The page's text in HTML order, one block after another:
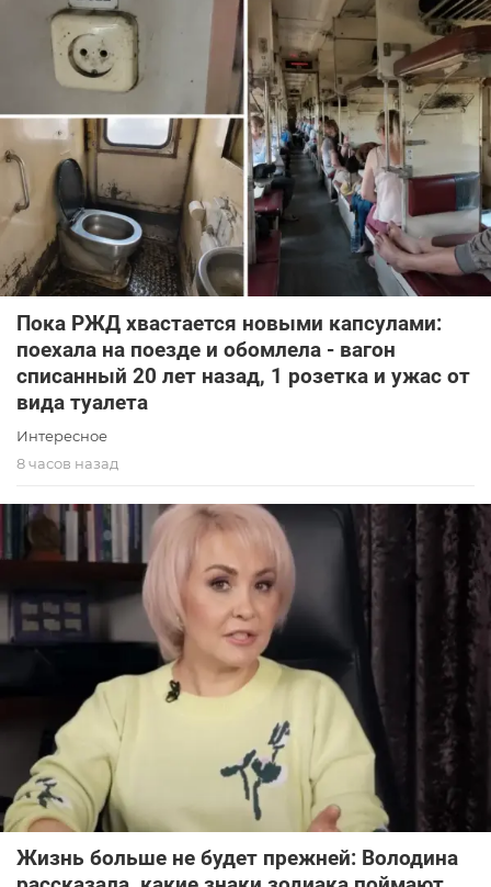
Пока РЖД хвастается новыми капсулами:
поехала на поезде и обомлела - вагон
списанный 20 лет назад, 1 розетка и ужас от
вида туалета
Интересное
8 часов назад
Жизнь больше не будет прежней: Володина